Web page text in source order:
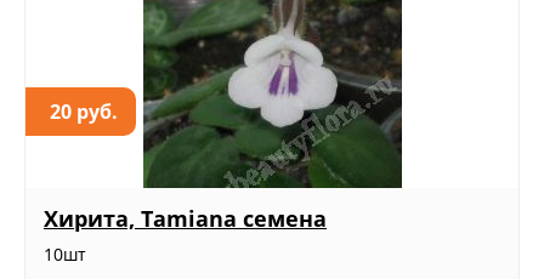
20 руб.
Хирита, Tamiana семена
10шт